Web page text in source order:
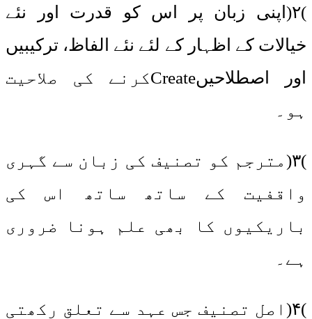
)۲(اپنی زبان پر اس کو قدرت اور نئے
خیالات کے اظہار کے لئے نئے الفاظ، ترکیبیں
اور اصطلاحیںCreateکرنے کی صلاحیت
ہو۔
)۳(مترجم کو تصنیف کی زبان سے گہری
واقفیت کے ساتھ ساتھ اس کی
باریکیوں کا بھی علم ہونا ضروری
ہے۔
)۴(اصل تصنیف جس عہد سے تعلق رکھتی